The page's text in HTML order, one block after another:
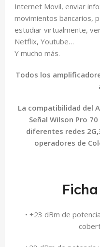
Internet Movil, enviar
movimientos bancarios,
estudiar virtualmente,
Netflix, Youtube…
Y mucho más.
Todos los
La compatibilidad del
Señal Wilson Pro
diferentes redes
operadores de
• +23 dBm de